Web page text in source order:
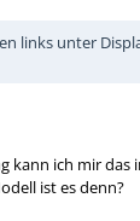
links unter
kann ich mir
ist es denn?